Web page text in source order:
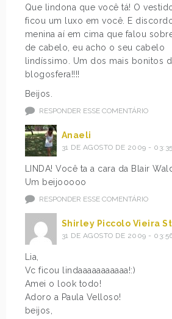
Que lindona que você tá! O
ficou um luxo em você. E
menina aí em cima que falou
de cabelo, eu acho o seu cabelo
lindíssimo. Um dos mais bonitos
blogosfera!!!!
Beijos.
RESPONDER ESSE COMENTÁRIO
Anaeli
31 DE AGOSTO DE 2009 - 03:35
LINDA! Você ta a cara da Blair
Um beijooooo
RESPONDER ESSE COMENTÁRIO
Shirley Piccolo Vieira
31 DE AGOSTO DE 2009 -
Lia,
Vc ficou lindaaaaaaaaaaa!:)
Amei o look todo!
Adoro a Paula Velloso!
beijos,